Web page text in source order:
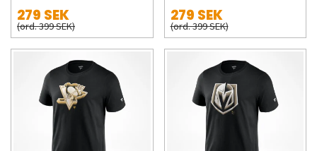
279 SEK
(ord. 399 SEK)
279 SEK
(ord. 399 SEK)